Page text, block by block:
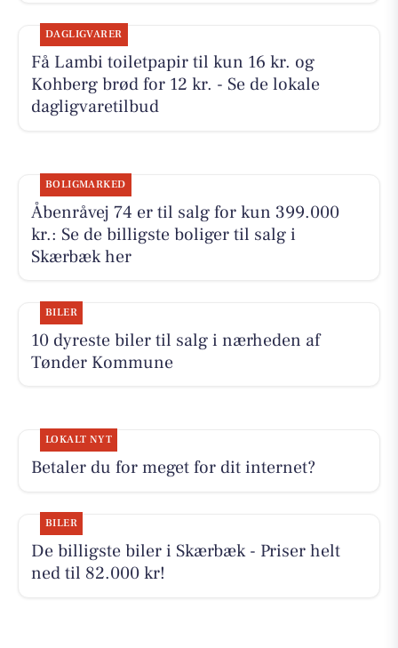
DAGLIGVARER
Få Lambi toiletpapir til kun 16 kr. og
Kohberg brød for 12 kr. - Se de lokale
dagligvaretilbud
BOLIGMARKED
Åbenråvej 74 er til salg for kun 399.000
kr.: Se de billigste boliger til salg i
Skærbæk her
BILER
10 dyreste biler til salg i nærheden af
Tønder Kommune
LOKALT NYT
Betaler du for meget for dit internet?
BILER
De billigste biler i Skærbæk - Priser helt
ned til 82.000 kr!